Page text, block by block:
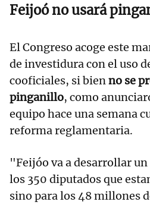
Feijoó no usará
El Congreso acoge este
de investidura con el uso
cooficiales, si bienno se
pinganillo, como
equipo hace una semana
reforma reglamentaria.
"Feijóo va a desarrollar
los 350 diputados que
sino para los 48 millones